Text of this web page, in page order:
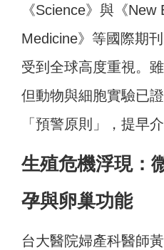
《Science》與《
Medicine》等國際期
受到全球高度重視。
但動物與細胞實驗已
「預警原則」，提早
生殖危機浮現：
孕與卵巢功能
台大醫院婦產科醫師